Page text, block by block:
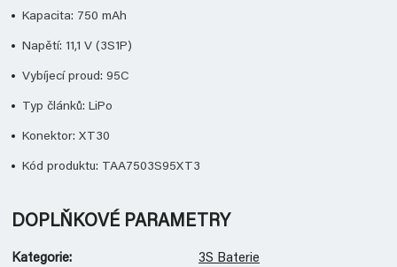
Kapacita: 750 mAh
Napětí: 11,1 V (3S1P)
Vybíjecí proud: 95C
Typ článků: LiPo
Konektor: XT30
Kód produktu: TAA7503S95XT3
DOPLŇKOVÉ PARAMETRY
Kategorie: 3S Baterie